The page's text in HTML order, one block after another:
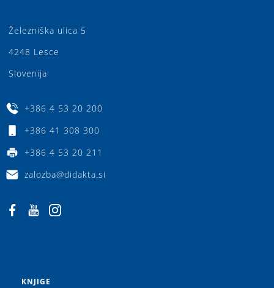
Železniška ulica 5
4248 Lesce
Slovenija
+386 4 53 20 200
+386 41 308 300
+386 4 53 20 211
zalozba@didakta.si
KNJIGE